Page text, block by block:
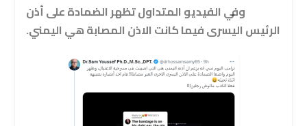
وفي الفيديو المتداول تظهر الضمادة على أذن
الرئيس اليسرى فيما كانت الاذن المصابة هي اليمني.